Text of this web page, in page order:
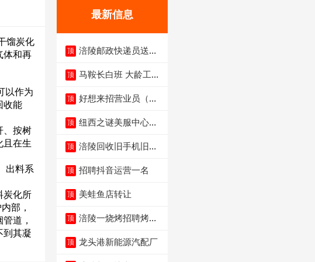
馏炭化
体和再
以作为
收能
、按树
且在生
出料系
炭化所
部，
道，
到其凝
最新信息
顶 涪陵邮政快递员送货
顶 马鞍长白班 大龄工大
顶 好想来招营业员（不
顶 纽西之谜美服中心招
顶 涪陵回收旧手机旧电
顶 招聘抖音运营一名
顶 美蛙鱼店转让
顶 涪陵一烧烤招聘烤工
顶 龙头港新能源汽配厂